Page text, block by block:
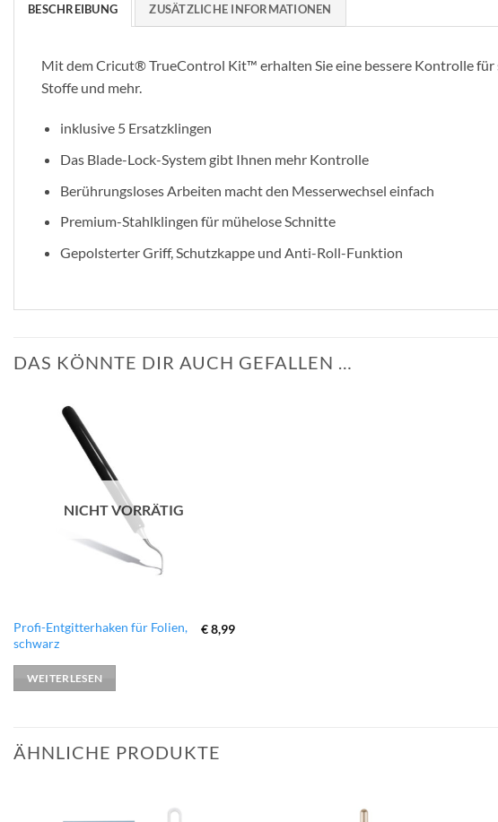
BESCHREIBUNG ZUSÄTZLICHE INFORMATIONEN
Mit dem Cricut® TrueControl Kit™ erhalten Sie eine bessere Kontrolle für
Stoffe und mehr.
inklusive 5 Ersatzklingen
Das Blade-Lock-System gibt Ihnen mehr Kontrolle
Berührungsloses Arbeiten macht den Messerwechsel einfach
Premium-Stahlklingen für mühelose Schnitte
Gepolsterter Griff, Schutzkappe und Anti-Roll-Funktion
DAS KÖNNTE DIR AUCH GEFALLEN …
NICHT VORRÄTIG
Profi-Entgitterhaken für Folien,
schwarz
€8,99
WEITERLESEN
ÄHNLICHE PRODUKTE